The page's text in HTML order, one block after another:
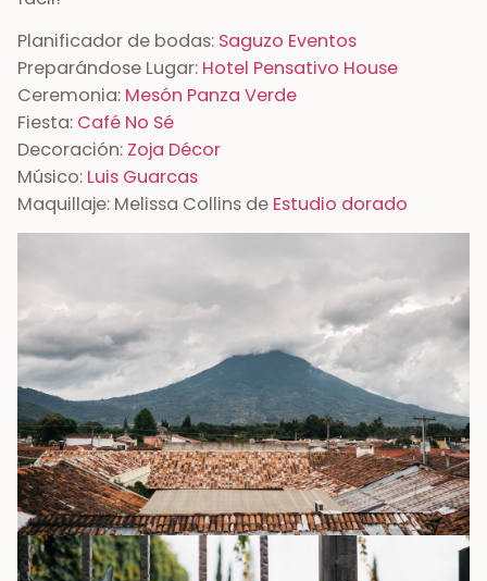
Planificador de bodas: Saguzo Eventos
Preparándose Lugar: Hotel Pensativo House
Ceremonia: Mesón Panza Verde
Fiesta: Café No Sé
Decoración: Zoja Décor
Músico: Luis Guarcas
Maquillaje: Melissa Collins de Estudio dorado